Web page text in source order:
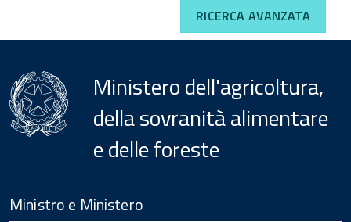
RICERCA AVANZATA
Ministero dell'agricoltura,
della sovranità alimentare
e delle foreste
Footer
Ministro e Ministero